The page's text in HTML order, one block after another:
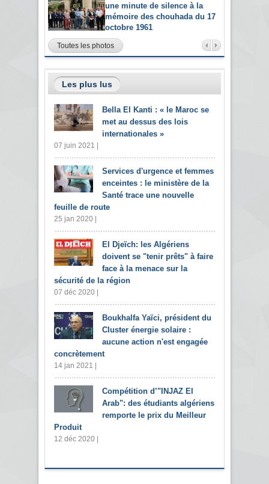
une minute de silence à la
mémoire des chouhada du 17
octobre 1961
Toutes les photos
Les plus lus
Bella El Kanti : « le Maroc se
met au dessus des lois
internationales »
07 juin 2021 |
Services d'urgence et femmes
enceintes : le ministère de la
Santé trace une nouvelle
feuille de route
25 jan 2020 |
El Djeïch: les Algériens
doivent se "tenir prêts" à faire
face à la menace sur la
sécurité de la région
07 déc 2020 |
Boukhalfa Yaïci, président du
Cluster énergie solaire :
aucune action n'est engagée
concrètement
14 jan 2021 |
Compétition d’"INJAZ El
Arab": des étudiants algériens
remporte le prix du Meilleur
Produit
12 déc 2020 |